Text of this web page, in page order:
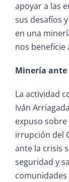
apoyar a las
sus desafíos
en una
nos beneficie
Minería
La actividad
Iván
expuso
irrupción del
ante la crisis
seguridad y